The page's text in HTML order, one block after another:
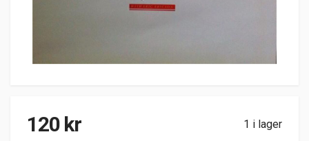
120 kr 1 i lager